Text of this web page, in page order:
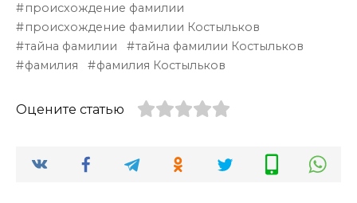
происхождение фамилии
происхождение фамилии Костыльков
тайна фамилии
тайна фамилии Костыльков
фамилия
фамилия Костыльков
Оцените статью